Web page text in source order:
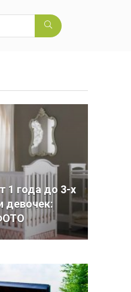
1 года до 3-х
девочек: